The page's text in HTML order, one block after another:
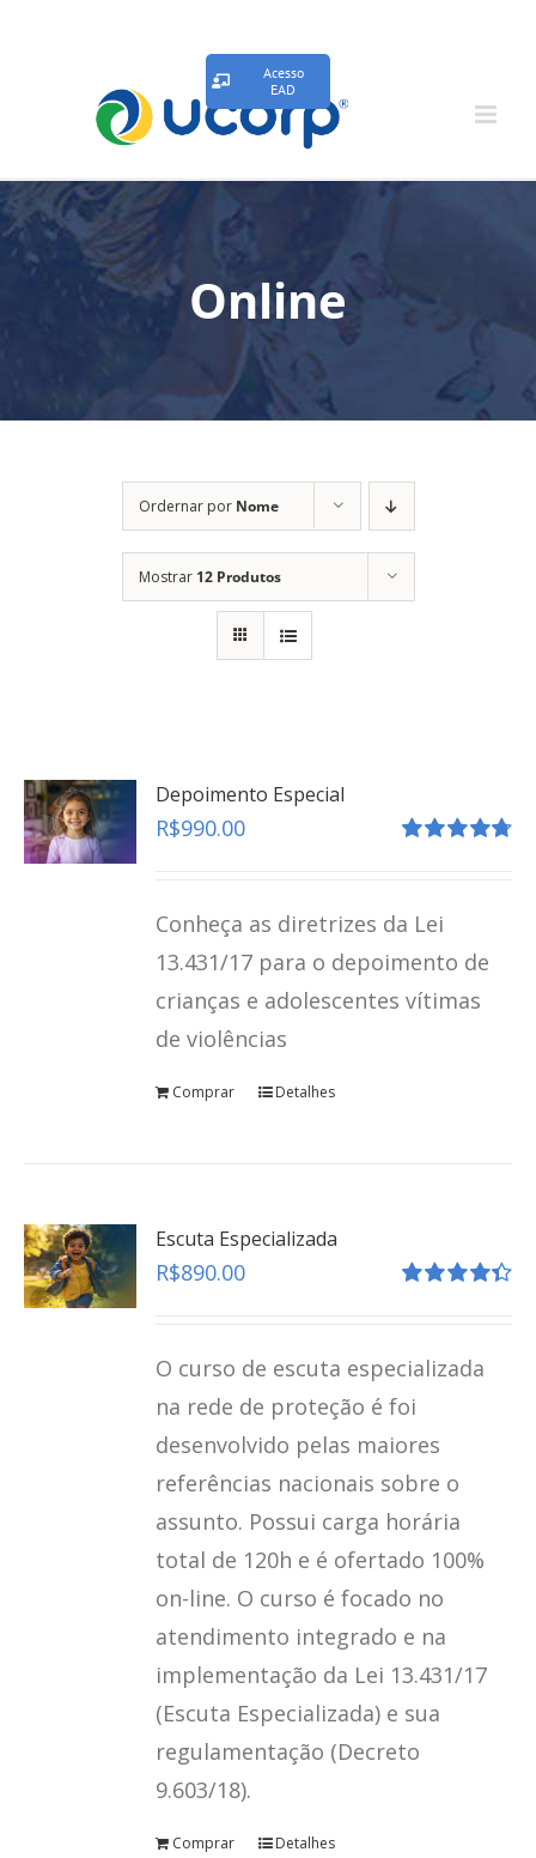
Acesso
EAD
Online
Ordernar por Nome
Mostrar 12 Produtos
Depoimento Especial
R$990.00
Conheça as diretrizes da Lei
13.431/17 para o depoimento de
crianças e adolescentes vítimas
de violências
Comprar Detalhes
Escuta Especializada
R$890.00
O curso de escuta especializada
na rede de proteção é foi
desenvolvido pelas maiores
referências nacionais sobre o
assunto. Possui carga horária
total de 120h e é ofertado 100%
on-line. O curso é focado no
atendimento integrado e na
implementação da Lei 13.431/17
(Escuta Especializada) e sua
regulamentação (Decreto
9.603/18).
Comprar Detalhes